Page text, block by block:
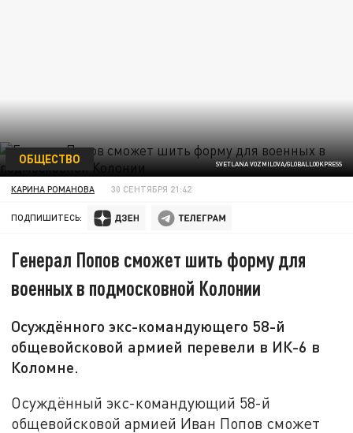
SVETLANA VOZMILOVA/GLOBALLOOKPRESS
ОБЩЕСТВО
КАРИНА РОМАНОВА 30 СЕНТЯБРЯ 21:42
ПОДПИШИТЕСЬ:
Генерал Попов сможет шить форму для
военных в подмосковной Колонии
Осуждённого экс-командующего 58-й
общевойсковой армией перевели в ИК-6 в
Коломне.
Осуждённый экс-командующий 58-й
общевойсковой армией Иван Попов сможет